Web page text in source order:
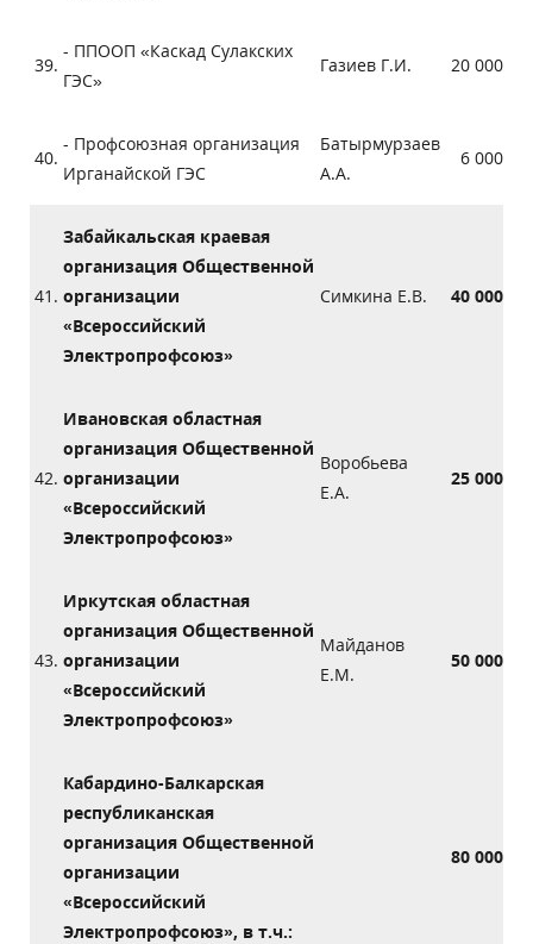
39.
- ППООП «Каскад Сулакских
ГЭС»
Газиев Г.И. 20 000
40.
- Профсоюзная организация
Ирганайской ГЭС
Батырмурзаев
А.А.
6 000
41.
Забайкальская краевая
организация Общественной
организации
«Всероссийский
Электропрофсоюз»
Симкина Е.В. 40 000
42.
Ивановская областная
организация Общественной
организации
«Всероссийский
Электропрофсоюз»
Воробьева
Е.А.
25 000
43.
Иркутская областная
организация Общественной
организации
«Всероссийский
Электропрофсоюз»
Майданов
Е.М.
50 000
Кабардино-Балкарская
республиканская
организация Общественной
организации
«Всероссийский
Электропрофсоюз», в т.ч.:
80 000